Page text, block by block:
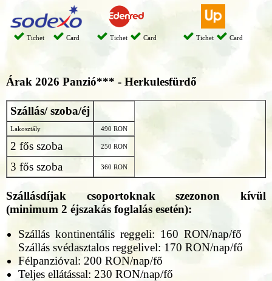
Tichet Card Tichet Card Tichet Card
Árak 2026 Panzió*** - Herkulesfürdő
Szállás/ szoba/éj
Lakosztály 490 RON
2 fős szoba 250 RON
3 fős szoba 360 RON
Szállásdíjak csoportoknak szezonon kívül
(minimum 2 éjszakás foglalás esetén):
Szállás kontinentális reggeli: 160 RON/nap/fő
Szállás svédasztalos reggelivel: 170 RON/nap/fő
Félpanzióval: 200 RON/nap/fő
Teljes ellátással: 230 RON/nap/fő